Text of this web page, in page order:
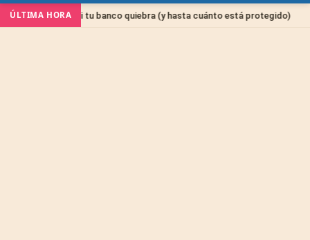
ÚLTIMA HORA
si tu banco quiebra (y hasta cuánto está protegido) Sin